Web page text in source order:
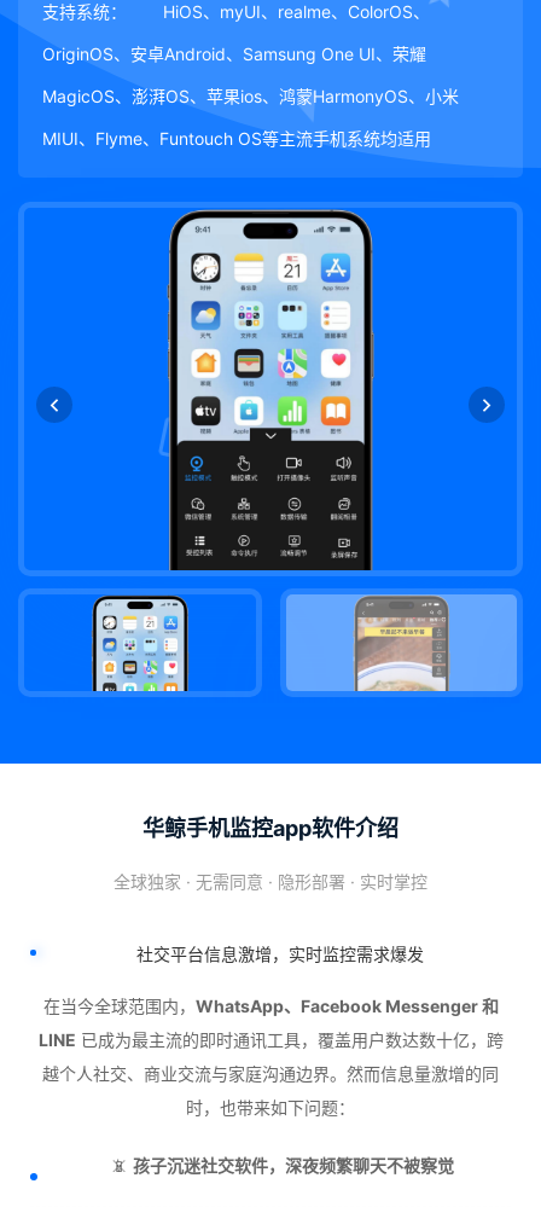
支持系统： HiOS、myUI、realme、ColorOS、
OriginOS、安卓Android、Samsung One UI、荣耀
MagicOS、澎湃OS、苹果ios、鸿蒙HarmonyOS、小米
MIUI、Flyme、Funtouch OS等主流手机系统均适用
华鲸手机监控app软件介绍
全球独家 · 无需同意 · 隐形部署 · 实时掌控
社交平台信息激增，实时监控需求爆发
在当今全球范围内， WhatsApp、Facebook Messenger 和
LINE 已成为最主流的即时通讯工具，覆盖用户数达数十亿，跨
越个人社交、商业交流与家庭沟通边界。然而信息量激增的同
时，也带来如下问题：
📵 孩子沉迷社交软件，深夜频繁聊天不被察觉